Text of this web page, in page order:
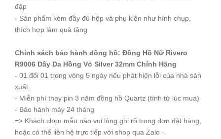
đập
- Sản phẩm kèm đầy đủ hộp và phụ kiện như hình chụp,
thích hợp làm quà tặng
Chính sách bảo hành đồng hồ: Đồng Hồ Nữ Rivero
R9006 Dây Da Hồng Vỏ Silver 32mm Chính Hãng
- 01 đổi 01 trong vòng 5 ngày nếu phát hiện lỗi của nhà sản
xuất.
- Miễn phí thay pin 3 năm đồng hồ Quartz (tính từ lúc mua)
- Bảo hành máy 24 tháng
=> Khách chọn mẫu nào vui lòng ghi rõ trong đơn đặt hàng,
hoặc có thể liên hệ trực tiếp với shop qua Zalo -